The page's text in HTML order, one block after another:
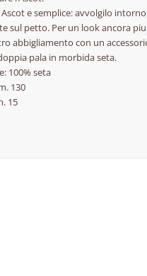
e semplice: avvolgilo
sul petto. Per un look ancora
abbigliamento con un
pala in morbida seta.
100% seta
130
15